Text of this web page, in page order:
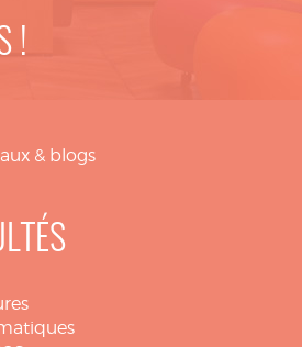
!
& blogs